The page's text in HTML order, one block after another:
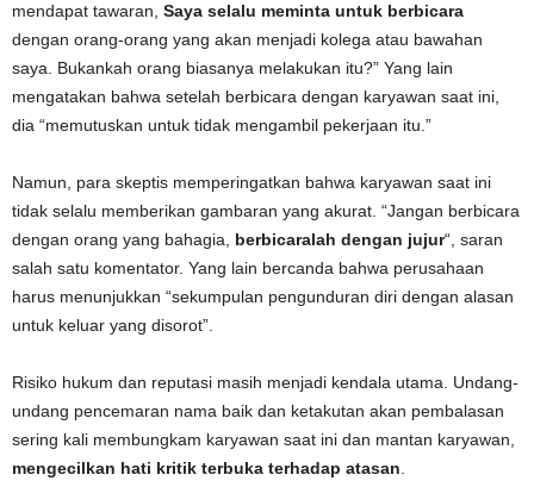
mendapat tawaran, Saya selalu meminta untuk berbicara
dengan orang-orang yang akan menjadi kolega atau bawahan
saya. Bukankah orang biasanya melakukan itu?” Yang lain
mengatakan bahwa setelah berbicara dengan karyawan saat ini,
dia “memutuskan untuk tidak mengambil pekerjaan itu.”
Namun, para skeptis memperingatkan bahwa karyawan saat ini
tidak selalu memberikan gambaran yang akurat. “Jangan berbicara
dengan orang yang bahagia,
berbicaralah dengan jujur“, saran
salah satu komentator. Yang lain bercanda bahwa perusahaan
harus menunjukkan “sekumpulan pengunduran diri dengan alasan
untuk keluar yang disorot”.
Risiko hukum dan reputasi masih menjadi kendala utama. Undang-
undang pencemaran nama baik dan ketakutan akan pembalasan
sering kali membungkam karyawan saat ini dan mantan karyawan,
mengecilkan hati kritik terbuka terhadap atasan